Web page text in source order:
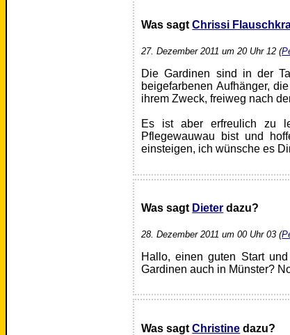
Was sagtChrissi
27. Dezember 2011 um 20 Uhr 12 (
Die Gardinen sind in der
beigefarbenen Aufhänger,
ihrem Zweck, freiweg nach
Es ist aber erfreulich zu
Pflegewauwau bist und
einsteigen, ich wünsche es
Was sagt Dieter dazu?
28. Dezember 2011 um 00 Uhr 03 (
Hallo, einen guten Start
Gardinen auch in Münster?
Was sagtChristine dazu?